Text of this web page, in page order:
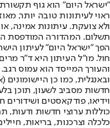
"ישראל היום" הוא גוף
ראוי לעיתונות טובה יותר,
ולא צועקת. עיתונות אמינה,
הפך "ישראל היום" לעיתון
חול. מו"ל העיתון היא ד"ר
והעורך המייסד הוא עמוס
חדשות מסביב לשעון, תוכן
וידיאו, פודקאסטים
כוללות ערוצי חדשות ודעות,